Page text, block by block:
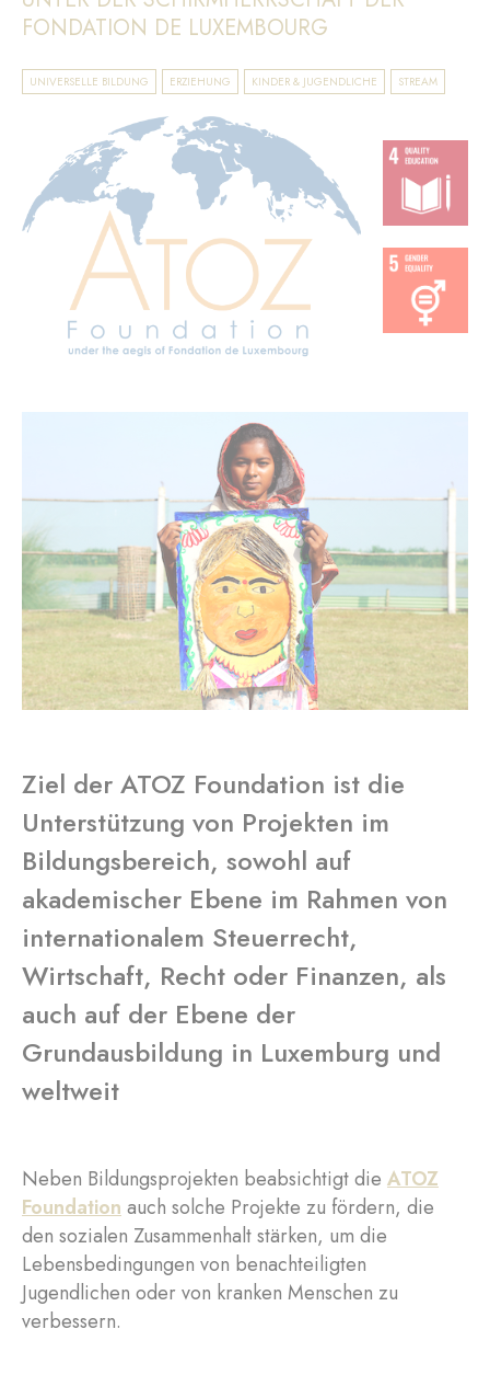
FONDATION DE LUXEMBOURG
UNIVERSELLE BILDUNG ERZIEHUNG KINDER & JUGENDLICHE STREAM
Ziel der ATOZ Foundation ist die
Unterstützung von Projekten im
Bildungsbereich, sowohl auf
akademischer Ebene im Rahmen von
internationalem Steuerrecht,
Wirtschaft, Recht oder Finanzen, als
auch auf der Ebene der
Grundausbildung in Luxemburg und
weltweit
Neben Bildungsprojekten beabsichtigt die ATOZ
Foundation auch solche Projekte zu fördern, die
den sozialen Zusammenhalt stärken, um die
Lebensbedingungen von benachteiligten
Jugendlichen oder von kranken Menschen zu
verbessern.